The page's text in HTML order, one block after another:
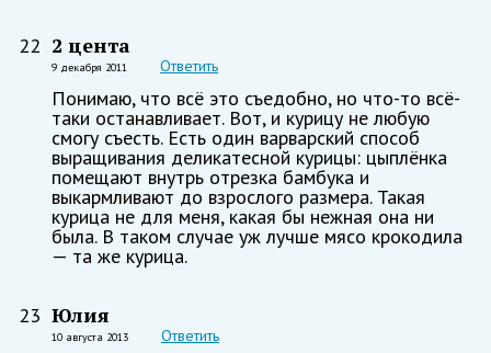
22 2 цента
9 декабря 2011 Ответить
Понимаю, что всё это съедобно, но что-то всё-
таки останавливает. Вот, и курицу не любую
смогу съесть. Есть один варварский способ
выращивания деликатесной курицы: цыплёнка
помещают внутрь отрезка бамбука и
выкармливают до взрослого размера. Такая
курица не для меня, какая бы нежная она ни
была. В таком случае уж лучше мясо крокодила
— та же курица.
23 Юлия
10 августа 2013 Ответить